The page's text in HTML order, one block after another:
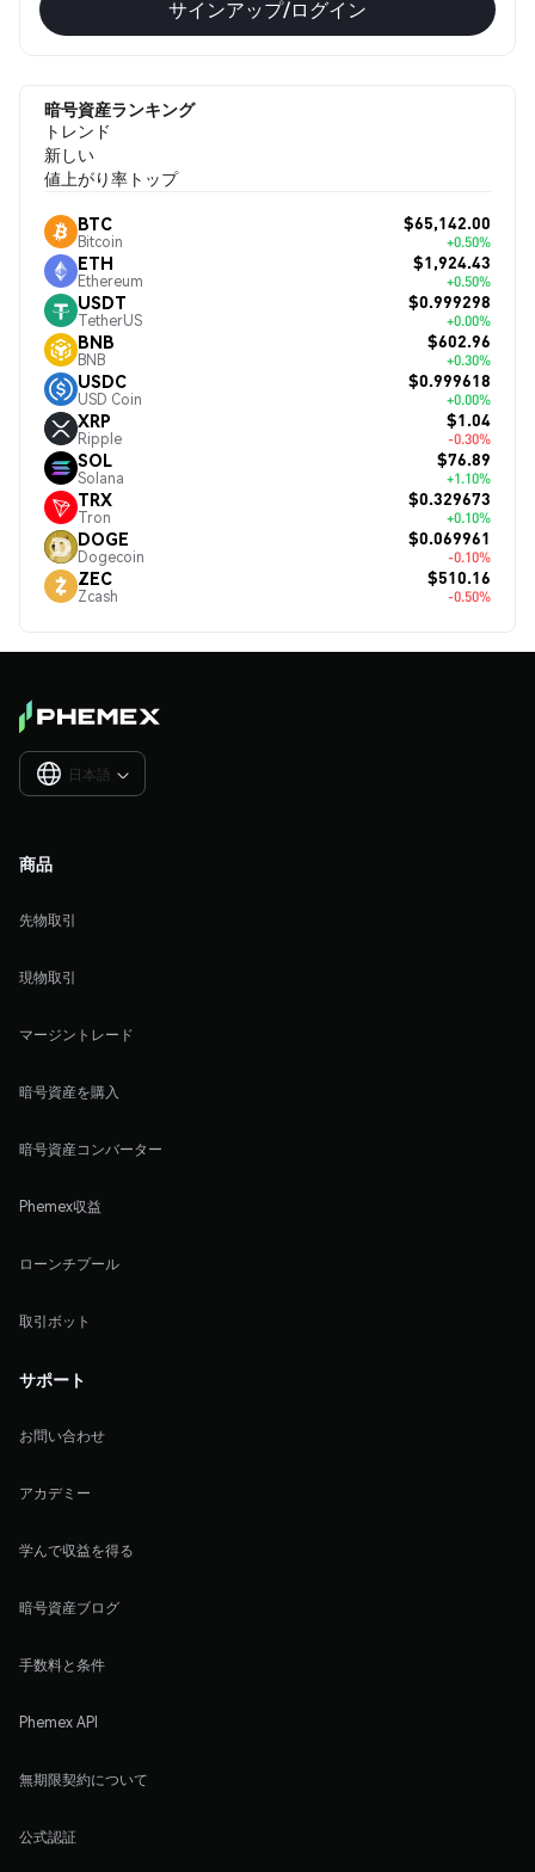
サインアップ/ログイン
暗号資産ランキング
トレンド
新しい
値上がり率トップ
BTC
Bitcoin
$65,142.00
+0.50%
ETH
Ethereum
$1,924.43
+0.50%
USDT
TetherUS
$0.999298
+0.00%
BNB
BNB
$602.96
+0.30%
USDC
USD Coin
$0.999618
+0.00%
XRP
Ripple
$1.04
-0.30%
SOL
Solana
$76.89
+1.10%
TRX
Tron
$0.329673
+0.10%
DOGE
Dogecoin
$0.069961
-0.10%
ZEC
Zcash
$510.16
-0.50%
日本語 
商品
先物取引
現物取引
マージントレード
暗号資産を購入
暗号資産コンバーター
Phemex収益
ローンチプール
取引ボット
サポート
お問い合わせ
アカデミー
学んで収益を得る
暗号資産ブログ
手数料と条件
Phemex API
無期限契約について
公式認証